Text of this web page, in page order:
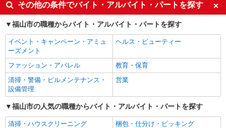
交通費支給
社会保険あり
その他の条件でバイト・アルバイト・パートを探す
福山市の職種からバイト・アルバイト・パートを探す
イベント・キャンペーン・アミュ
ーズメント
ヘルス・ビューティー
ファッション・アパレル
教育・保育
清掃・警備・ビルメンテナンス・
設備管理
営業
福山市の人気の職種からバイト・アルバイト・パートを探す
清掃・ハウスクリーニング
梱包・仕分け・ピッキング